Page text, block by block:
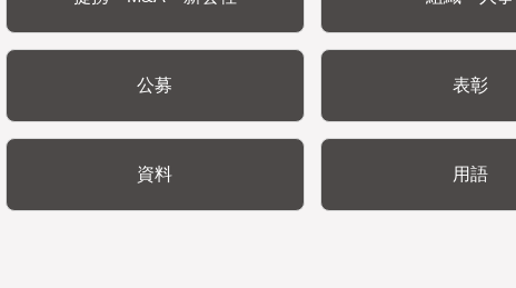
公募 表彰
資料 用語